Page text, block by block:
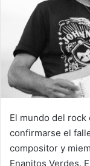
El mundo del
confirmarse el
compositor y
Enanitos Verdes.